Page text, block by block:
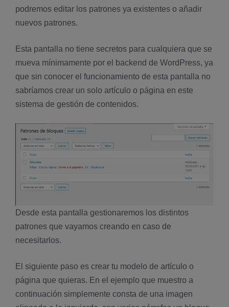
podremos editar los patrones ya existentes o añadir
nuevos patrones.
Esta pantalla no tiene secretos para cualquiera que se
mueva mínimamente por el backend de WordPress, ya
que sin conocer el funcionamiento de esta pantalla no
sabríamos crear un solo artículo o página en este
sistema de gestión de contenidos.
Desde esta pantalla gestionaremos los distintos
patrones que vayamos creando en caso de
necesitarlos.
El siguiente paso es crear tu modelo de artículo o
página que quieras. En el ejemplo que muestro a
continuación simplemente consta de una imagen